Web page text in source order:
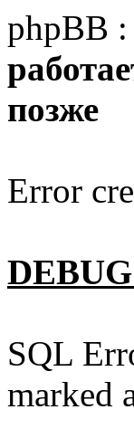
phpBB :
позже
Error
SQL
marked